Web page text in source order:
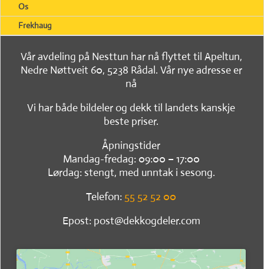
Os
Frekhaug
Vår avdeling på Nesttun har nå flyttet til Apeltun,
Nedre Nøttveit 60, 5238 Rådal. Vår nye adresse er
nå
Vi har både bildeler og dekk til landets kanskje
beste priser.
Åpningstider
Mandag-fredag: 09:00 – 17:00
Lørdag: stengt, med unntak i sesong.
Telefon: 55 52 52 00
Epost: post@dekkogdeler.com